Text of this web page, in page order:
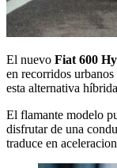
El nuevo Fiat 600
en recorridos
esta alternativa
El flamante modelo
disfrutar de una
traduce en